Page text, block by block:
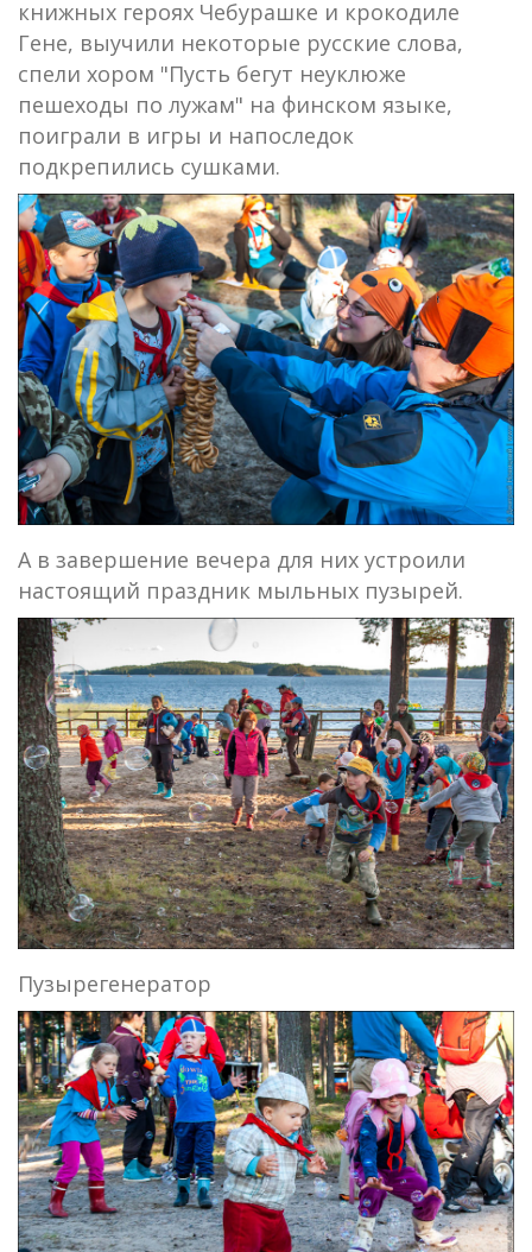
книжных героях Чебурашке и крокодиле
Гене, выучили некоторые русские слова,
спели хором "Пусть бегут неуклюже
пешеходы по лужам" на финском языке,
поиграли в игры и напоследок
подкрепились сушками.
А в завершение вечера для них устроили
настоящий праздник мыльных пузырей.
Пузырегенератор